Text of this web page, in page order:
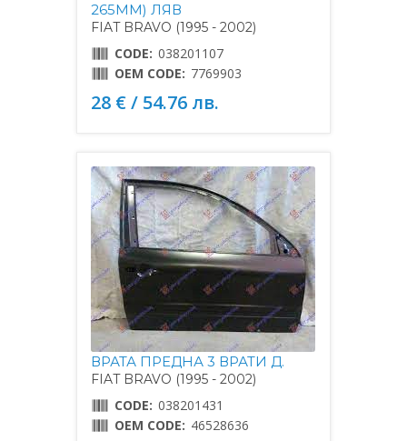
265MM) ЛЯВ
FIAT BRAVO (1995 - 2002)
CODE: 038201107
OEM CODE: 7769903
28 € / 54.76 лв.
ВРАТА ПРЕДНА 3 ВРАТИ Д.
FIAT BRAVO (1995 - 2002)
CODE: 038201431
OEM CODE: 46528636